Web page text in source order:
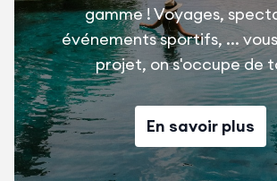
gamme ! Voyages,
événements sportifs, ...
projet, on s'occupe de
En savoir plus